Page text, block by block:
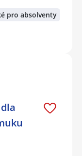
pro absolventy